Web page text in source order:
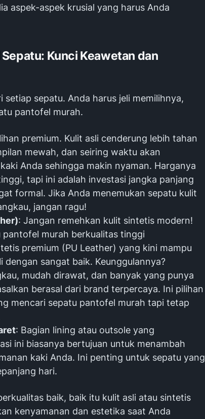
aspek-aspek krusial yang harus Anda
Kunci Keawetan dan
setiap sepatu. Anda harus jeli memilihnya,
pantofel murah.
premium. Kulit asli cenderung lebih tahan
mewah, dan seiring waktu akan
Anda sehingga makin nyaman. Harganya
tapi ini adalah investasi jangka panjang
formal. Jika Anda menemukan sepatu kulit
jangan ragu!
: Jangan remehkan kulit sintetis modern!
pantofel murah berkualitas tinggi
premium (PU Leather) yang kini mampu
dengan sangat baik. Keunggulannya?
mudah dirawat, dan banyak yang punya
berasal dari brand terpercaya. Ini pilihan
mencari sepatu pantofel murah tapi tetap
: Bagian lining atau outsole yang
ini biasanya bertujuan untuk menambah
kaki Anda. Ini penting untuk sepatu yang
hari.
baik, baik itu kulit asli atau sintetis
kenyamanan dan estetika saat Anda